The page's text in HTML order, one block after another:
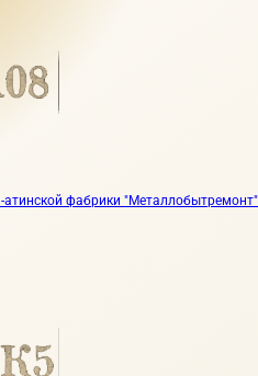
фабрики "Металлобытремонт"